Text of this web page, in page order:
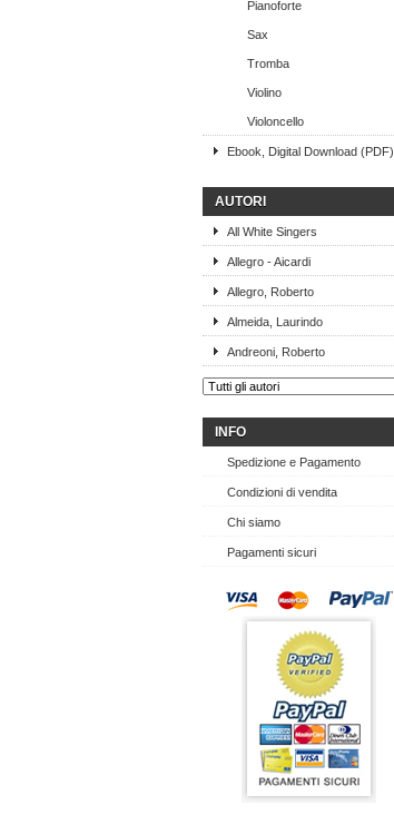
Pianoforte
Sax
Tromba
Violino
Violoncello
Ebook, Digital Download (PDF)
AUTORI
All White Singers
Allegro - Aicardi
Allegro, Roberto
Almeida, Laurindo
Andreoni, Roberto
INFO
Spedizione e Pagamento
Condizioni di vendita
Chi siamo
Pagamenti sicuri